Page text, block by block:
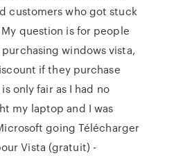
customers who got stuck
question is for people
windows vista,
if they purchase
only fair as I had no
my laptop and I was
going Télécharger
Vista (gratuit) -